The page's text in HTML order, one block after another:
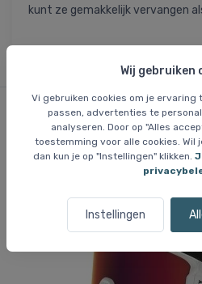
Wij gebruiken
Vi gebruiken cookies om je ervaring
passen, advertenties te
analyseren. Door op "Alles
toestemming voor alle cookies. Wil
dan kun je op "Instellingen" klikken.
Instellingen
kunt ze gemakkelijk vervangen
Gratis bezorging